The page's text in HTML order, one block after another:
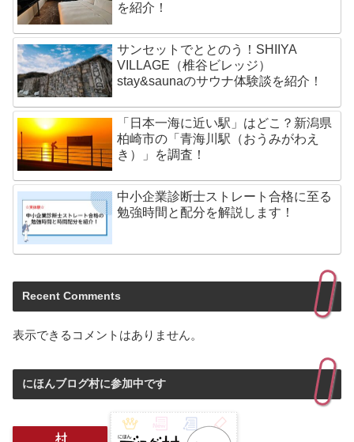
を紹介！
サンセットでととのう！SHIIYA
VILLAGE（椎谷ビレッジ）
stay&saunaのサウナ体験談を紹介！
「日本一海に近い駅」はどこ？新潟県
柏崎市の「青海川駅（おうみがわえ
き）」を調査！
中小企業診断士ストレート合格に至る
勉強時間と配分を解説します！
Recent Comments
表示できるコメントはありません。
にほんブログ村に参加中です